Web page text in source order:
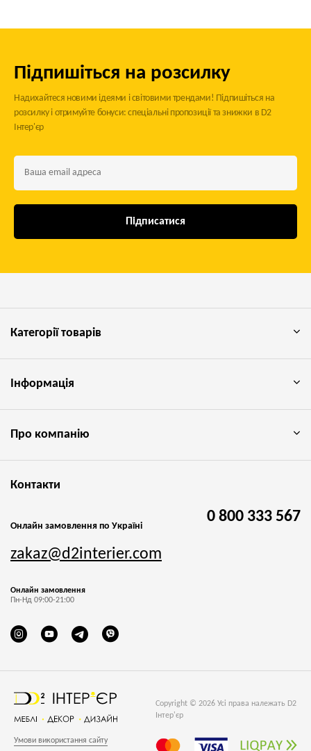
Підпишіться на розсилку
Надихайтеся новими ідеями і світовими трендами! Підпишіться на
розсилку і отримуйте бонуси: спеціальні пропозиції та знижки в D2
Інтер'єр
Підписатися
Copyright © 2026 Усі права належать D2
Інтер'єр
Умови використання сайту
Категорії товарів
Інформація
Про компанію
Контакти
Онлайн замовлення по Україні
0 800 333 567
zakaz@d2interier.com
Онлайн замовлення
Пн-Нд 09:00-21:00